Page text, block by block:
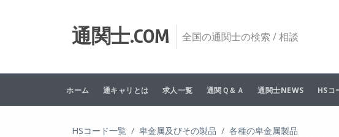
通関士.COM 全国の通関士の検索 / 相談
ホーム 通キャリとは 求人一覧 通関Ｑ＆Ａ 通関士NEWS HSコ
HSコード一覧 卑金属及びその製品
各種の卑金属製品